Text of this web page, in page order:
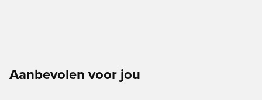
Aanbevolen voor jou